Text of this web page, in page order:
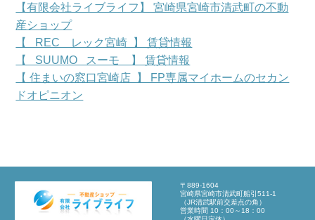
【有限会社ライブライフ】 宮崎県宮崎市清武町の不動
産ショップ
【 REC レック宮崎 】 賃貸情報
【 SUUMO スーモ 】 賃貸情報
【 住まいの窓口宮崎店 】 FP専属マイホームのセカン
ドオピニオン
〒889-1604
宮崎県宮崎市清武町船引511-1
（JR清武駅前交差点の角）
営業時間 10：00～18：00